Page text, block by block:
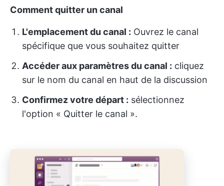
Comment quitter un canal
L'emplacement du canal : Ouvrez le canal
spécifique que vous souhaitez quitter
Accéder aux paramètres du canal : cliquez
sur le nom du canal en haut de la discussion
Confirmez votre départ : sélectionnez
l'option « Quitter le canal ».